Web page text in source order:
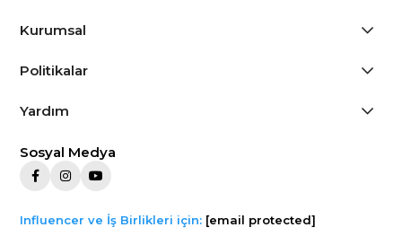
Kurumsal
Politikalar
Yardım
Sosyal Medya
Influencer ve İş Birlikleri için: [email protected]